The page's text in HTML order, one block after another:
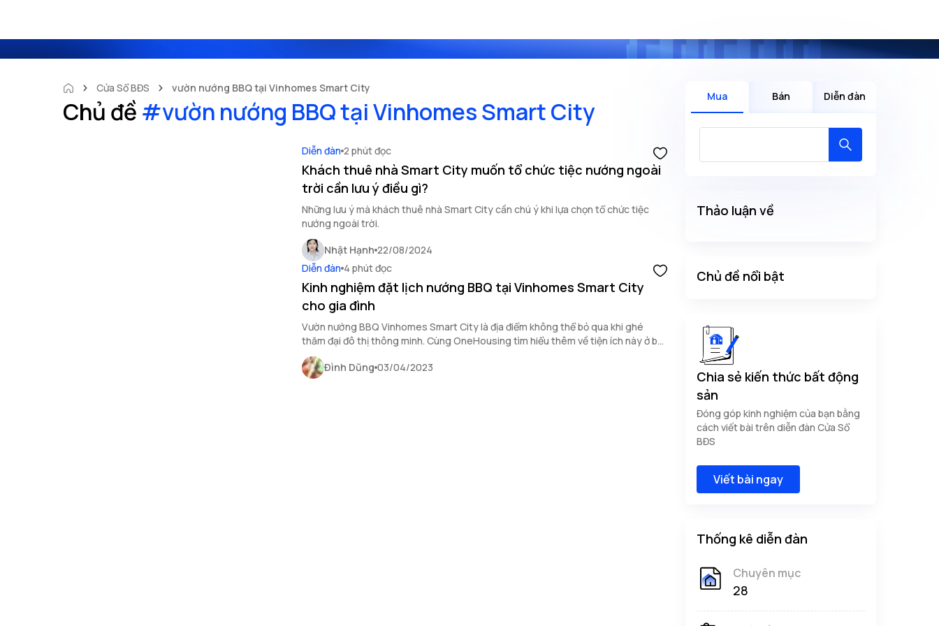
Cửa Sổ BĐS vườn nướng BBQ tại Vinhomes Smart City
Chủ đề #vườn nướng BBQ tại Vinhomes Smart City
Diễn đàn 2 phút đọc
Khách thuê nhà Smart City muốn tổ chức tiệc nướng ngoài
trời cần lưu ý điều gì?
Những lưu ý mà khách thuê nhà Smart City cần chú ý khi lựa chọn tổ chức tiệc
nướng ngoài trời.
Nhật Hạnh 22/08/2024
Diễn đàn 4 phút đọc
Kinh nghiệm đặt lịch nướng BBQ tại Vinhomes Smart City
cho gia đình
Vườn nướng BBQ Vinhomes Smart City là địa điểm không thể bỏ qua khi ghé
thăm đại đô thị thông minh. Cùng OneHousing tìm hiểu thêm về tiện ích này ở bài
viết sau.
Đình Dũng 03/04/2023
Mua Bán Diễn đàn
Thảo luận về
Chủ đề nổi bật
Chia sẻ kiến thức bất động
sản
Đóng góp kinh nghiệm của bạn bằng
cách viết bài trên diễn đàn Cửa Sổ
BĐS
Viết bài ngay
Thống kê diễn đàn
Chuyên mục
28